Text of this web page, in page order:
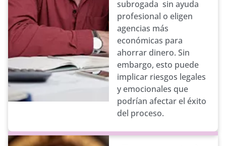
subrogada sin ayuda
profesional o eligen
agencias más
económicas para
ahorrar dinero. Sin
embargo, esto puede
implicar riesgos legales
y emocionales que
podrían afectar el éxito
del proceso.